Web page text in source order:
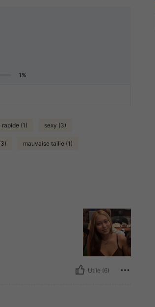
1%
(1) sexy (3)
mauvaise taille (1)
Utile (6)